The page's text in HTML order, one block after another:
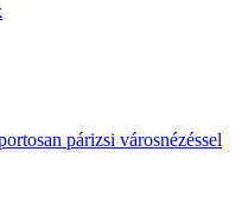
párizsi városnézéssel